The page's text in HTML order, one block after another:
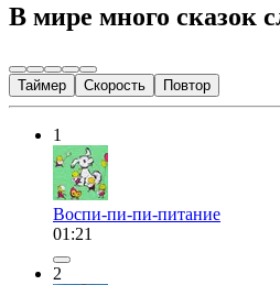
В мире много сказок
Таймер Скорость Повтор
1
Воспи-пи-пи-питание
01:21
2